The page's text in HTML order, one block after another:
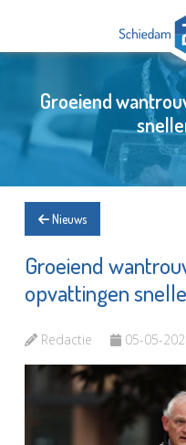
Groeiend
Nieuws
Groeiend
opvattingen
Redactie 05-05-